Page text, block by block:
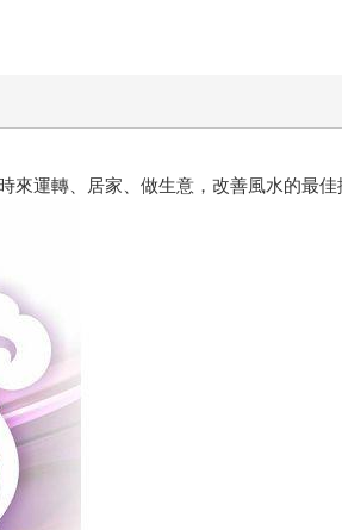
來運轉、居家、做生意，改善風水的最佳